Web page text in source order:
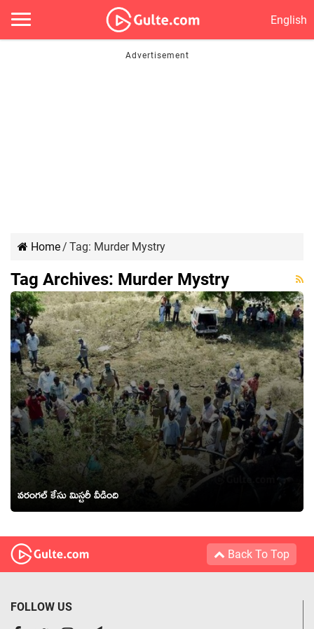
English
Home/ Tag: Murder Mystry
Tag Archives: Murder Mystry
వరంగల్ కేసు మిస్టరీ వీడింది
Back To Top
FOLLOW US